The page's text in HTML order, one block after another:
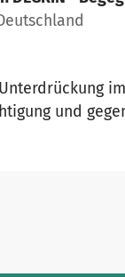
und